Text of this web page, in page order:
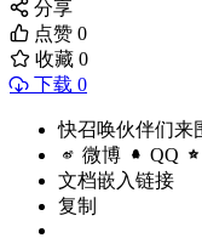
分享
点赞 0
收藏 0
下载 0
快召唤伙伴们来
微博 QQ
文档嵌入链接
复制